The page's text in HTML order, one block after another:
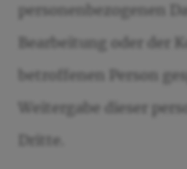
personenbezogenen
Bearbeitung oder der
betroffenen Person
Weitergabe dieser
Dritte.